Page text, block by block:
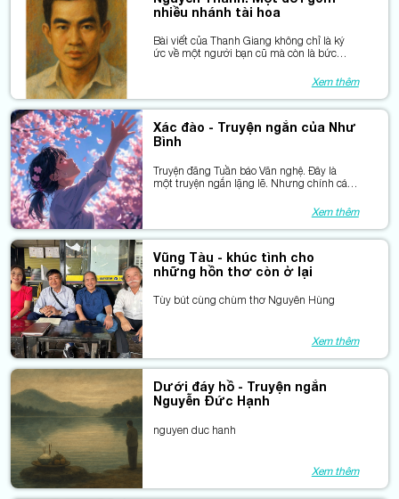
nhiều nhánh tài hoa
Bài viết của Thanh Giang không chỉ là ký
ức về một người bạn cũ mà còn là bức
người đã để lại dấu ấn sâu đậm trong đời
Xem thêm
Xác đào - Truyện ngắn của Như
Bình
Truyện đăng Tuần báo Văn nghệ. Đây là
một truyện ngắn lặng lẽ. Nhưng chính cái
Cánh buồm thao thức xin phép được đăng
Xem thêm
Vũng Tàu - khúc tình cho
những hồn thơ còn ở lại
Tùy bút cùng chùm thơ Nguyên Hùng
Xem thêm
Dưới đáy hồ - Truyện ngắn
Nguyễn Ðức Hạnh
nguyen duc hanh
Xem thêm